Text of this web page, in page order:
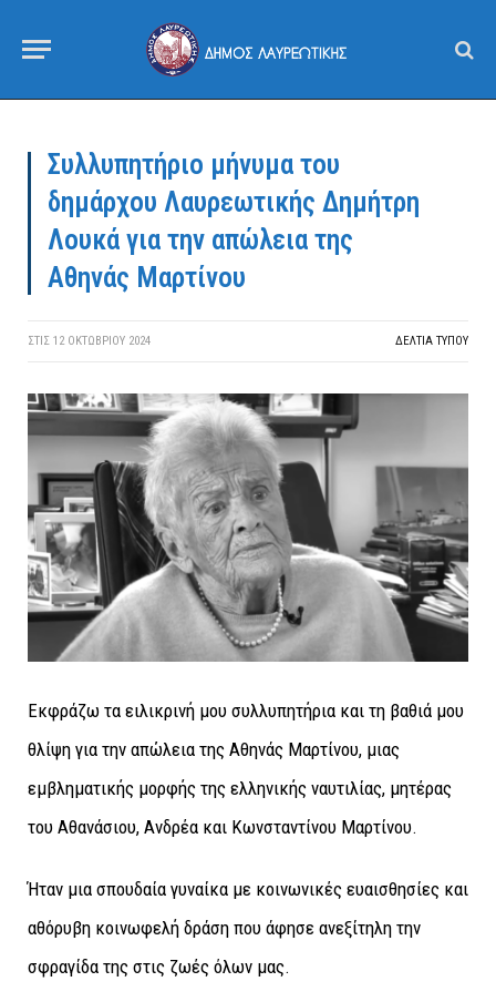
Συλλυπητήριο μήνυμα του
δημάρχου Λαυρεωτικής Δημήτρη
Λουκά για την απώλεια της
Αθηνάς Μαρτίνου
ΣΤΙΣ 12 ΟΚΤΩΒΡΊΟΥ 2024 ΔΕΛΤΙΑ ΤΥΠΟΥ
Εκφράζω τα ειλικρινή μου συλλυπητήρια και τη βαθιά μου
θλίψη για την απώλεια της Αθηνάς Μαρτίνου, μιας
εμβληματικής μορφής της ελληνικής ναυτιλίας, μητέρας
του Αθανάσιου, Ανδρέα και Κωνσταντίνου Μαρτίνου.
Ήταν μια σπουδαία γυναίκα με κοινωνικές ευαισθησίες και
αθόρυβη κοινωφελή δράση που άφησε ανεξίτηλη την
σφραγίδα της στις ζωές όλων μας.